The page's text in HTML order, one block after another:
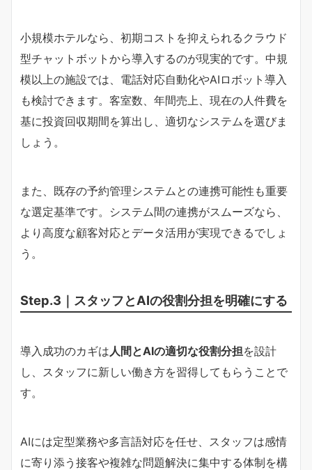
小規模ホテルなら、初期コストを抑えられるクラウド
型チャットボットから導入するのが現実的です。中規
模以上の施設では、電話対応自動化やAIロボット導入
も検討できます。客室数、年間売上、現在の人件費を
基に投資回収期間を算出し、適切なシステムを選びま
しょう。
また、既存の予約管理システムとの連携可能性も重要
な選定基準です。システム間の連携がスムーズなら、
より高度な顧客対応とデータ活用が実現できるでしょ
う。
Step.3｜スタッフとAIの役割分担を明確にする
導入成功のカギは 人間とAIの適切な役割分担を設計
し、スタッフに新しい働き方を習得してもらうことで
す。
AIには定型業務や多言語対応を任せ、スタッフは感情
に寄り添う接客や複雑な問題解決に集中する体制を構